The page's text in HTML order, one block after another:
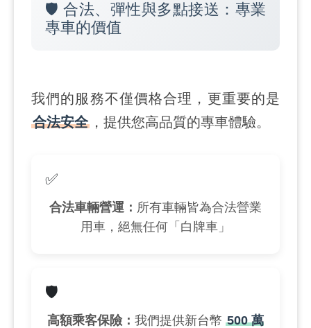
🛡️ 合法、彈性與多點接送：專業
專車的價值
我們的服務不僅價格合理，更重要的是
合法安全 ，提供您高品質的專車體驗。
✅
合法車輛營運： 所有車輛皆為合法營業
用車，絕無任何「白牌車」
🛡️
高額乘客保險： 我們提供新台幣 500 萬